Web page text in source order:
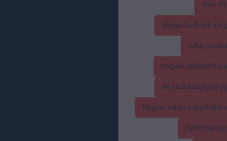
How
Milyen funkciók a
What
Hogyan válaszd ki
Mi a különbség az
Hogyan válassz
Python